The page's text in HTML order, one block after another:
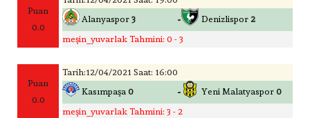
Puan
0.0
Alanyaspor 3 - Denizlispor 2
meşin_yuvarlak Tahmini: 0 - 3
Puan
0.0
Tarih:12/04/2021 Saat: 16:00
Kasımpaşa 0 - Yeni Malatyaspor 0
meşin_yuvarlak Tahmini: 3 - 2